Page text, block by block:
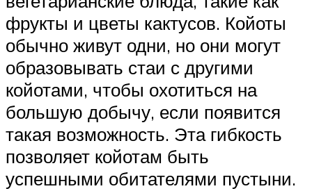
фрукты и цветы кактусов. Койоты
обычно живут одни, но они могут
образовывать стаи с другими
койотами, чтобы охотиться на
большую добычу, если появится
такая возможность. Эта гибкость
позволяет койотам быть
успешными обитателями пустыни.